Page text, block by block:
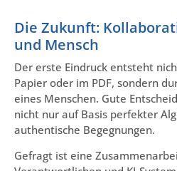
Die Zukunft:
und Mensch
Der erste Eindruck entsteht
Papier oder im PDF, sondern
eines Menschen. Gute
nicht nur auf Basis perfekter
authentische Begegnungen.
Gefragt ist eine